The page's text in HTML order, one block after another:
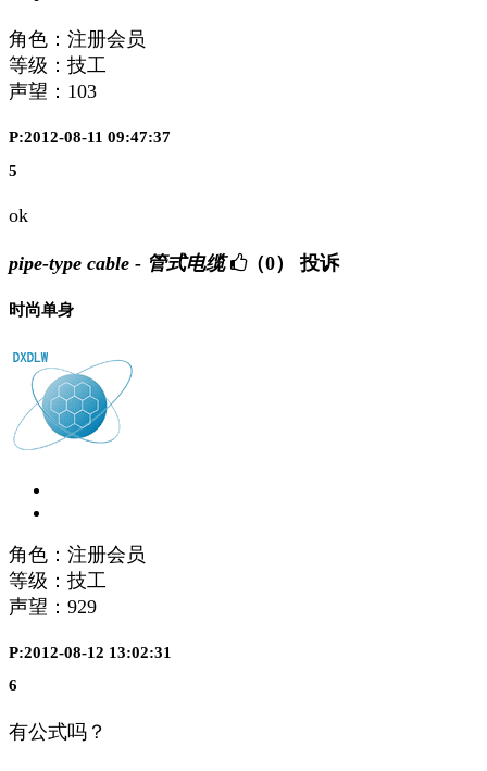
角色：注册会员
等级：技工
声望： 103
P:2012-08-11 09:47:37
5
ok
pipe-type cable - 管式电缆 （0） 投诉
时尚单身
角色：注册会员
等级：技工
声望： 929
P:2012-08-12 13:02:31
6
有公式吗？